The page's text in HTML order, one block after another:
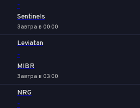
-
Sentinels
Завтра в 00:00
Leviatan
-
MIBR
Завтра в 03:00
NRG
-